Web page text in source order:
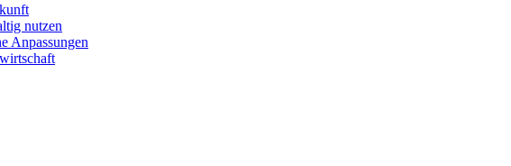
nutzen
Anpassungen